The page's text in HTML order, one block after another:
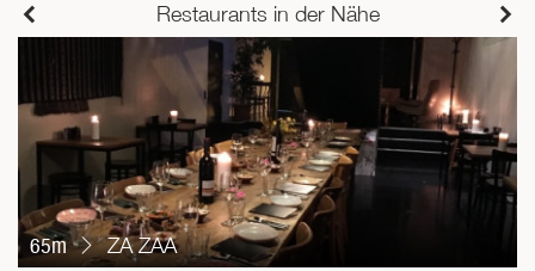
Restaurants in der Nähe
65m ZA ZAA